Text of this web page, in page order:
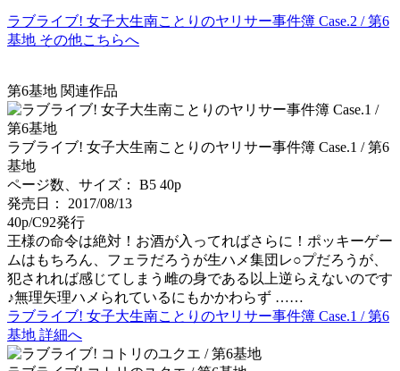
ラブライブ! 女子大生南ことりのヤリサー事件簿 Case.2 / 第6
基地 その他こちらへ
第6基地 関連作品
ラブライブ! 女子大生南ことりのヤリサー事件簿 Case.1 / 第6
基地
ページ数、サイズ： B5 40p
発売日： 2017/08/13
40p/C92発行
王様の命令は絶対！お酒が入ってればさらに！ポッキーゲー
ムはもちろん、フェラだろうが生ハメ集団レ○プだろうが、
犯されれば感じてしまう雌の身である以上逆らえないのです
♪無理矢理ハメられているにもかかわらず ……
ラブライブ! 女子大生南ことりのヤリサー事件簿 Case.1 / 第6
基地 詳細へ